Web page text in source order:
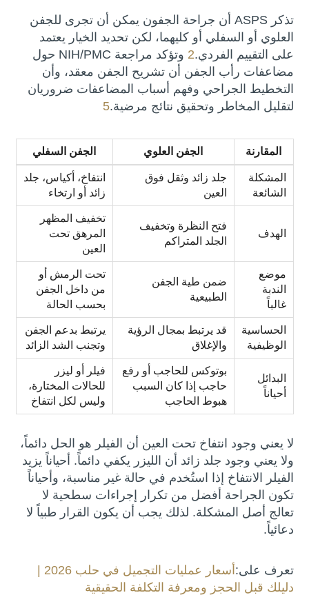
تذكر ASPS أن جراحة الجفون يمكن أن تجرى للجفن
العلوي أو السفلي أو كليهما، لكن تحديد الخيار يعتمد
على التقييم الفردي.2
وتؤكد مراجعة NIH/PMC حول
مضاعفات رأب الجفن أن تشريح الجفن معقد، وأن
التخطيط الجراحي وفهم أسباب المضاعفات ضروريان
لتقليل المخاطر وتحقيق نتائج مرضية.5
المقارنة الجفن العلوي الجفن السفلي
المشكلة
الشائعة
جلد زائد وثقل فوق
العين
انتفاخ، أكياس، جلد
زائد أو ارتخاء
الهدف
فتح النظرة وتخفيف
الجلد المتراكم
تخفيف المظهر
المرهق تحت
العين
موضع
الندبة
غالباً
ضمن طية الجفن
الطبيعية
تحت الرمش أو
من داخل الجفن
بحسب الحالة
الحساسية
الوظيفية
قد يرتبط بمجال الرؤية
والإغلاق
يرتبط بدعم الجفن
وتجنب الشد الزائد
البدائل
أحياناً
بوتوكس للحاجب أو رفع
حاجب إذا كان السبب
هبوط الحاجب
فيلر أو ليزر
للحالات المختارة،
وليس لكل انتفاخ
لا يعني وجود انتفاخ تحت العين أن الفيلر هو الحل دائماً،
ولا يعني وجود جلد زائد أن الليزر يكفي دائماً. أحياناً يزيد
الفيلر الانتفاخ إذا استُخدم في حالة غير مناسبة، وأحياناً
تكون الجراحة أفضل من تكرار إجراءات سطحية لا
تعالج أصل المشكلة. لذلك يجب أن يكون القرار طبياً لا
دعائياً.
تعرف على:
أسعار عمليات التجميل في حلب 2026 |
دليلك قبل الحجز ومعرفة التكلفة الحقيقية